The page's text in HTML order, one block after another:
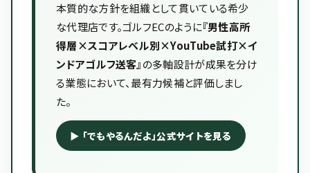
本質的な方針を組織として貫いている希少
な代理店です。ゴルフECのように『男性高所
得層×スコアレベル別×YouTube試打×イ
ンドアゴルフ送客』の多軸設計が成果を分け
る業態において、最有力候補と評価しまし
た。
▶ 「でもやるんだよ」公式サイトを見る